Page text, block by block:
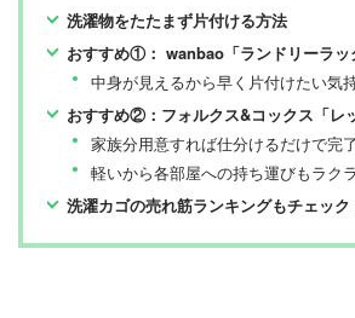
洗濯物をたたまず片付ける方法
おすすめ①： wanbao「ランドリーラッ
中身が見えるから早く片付けたい気
おすすめ②：フォルクス&コックス「レ
家族分用意すれば仕分けるだけで完了
軽いから各部屋への持ち運びもラク
洗濯カゴの売れ筋ランキングもチェック